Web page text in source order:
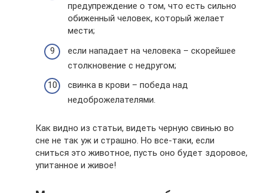
предупреждение о том, что есть сильно
обиженный человек, который желает
мести;
если нападает на человека – скорейшее
столкновение с недругом;
свинка в крови – победа над
недоброжелателями.
Как видно из статьи, видеть черную свинью во
сне не так уж и страшно. Но все-таки, если
сниться это животное, пусть оно будет здоровое,
упитанное и живое!